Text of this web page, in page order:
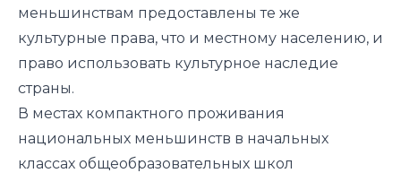
меньшинствам предоставлены те же
культурные права, что и местному населению, и
право использовать культурное наследие
страны.
В местах компактного проживания
национальных меньшинств в начальных
классах общеобразовательных школ